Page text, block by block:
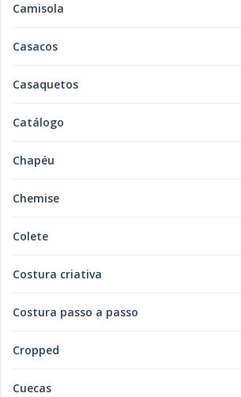
Camisola
Casacos
Casaquetos
Catálogo
Chapéu
Chemise
Colete
Costura criativa
Costura passo a passo
Cropped
Cuecas